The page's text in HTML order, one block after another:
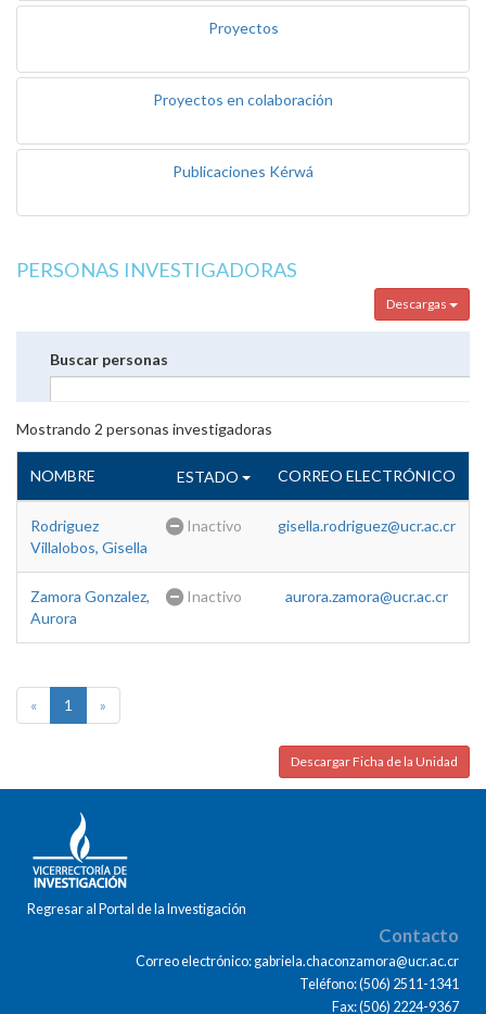
Proyectos
Proyectos en colaboración
Publicaciones Kérwá
PERSONAS INVESTIGADORAS
Descargas
Buscar personas
Mostrando 2 personas investigadoras
NOMBRE ESTADO CORREO ELECTRÓNICO
Rodriguez
Villalobos, Gisella
Inactivo gisella.rodriguez@ucr.ac.cr
Zamora Gonzalez,
Aurora
Inactivo aurora.zamora@ucr.ac.cr
« 1 »
Descargar Ficha de la Unidad
Regresar al Portal de la Investigación
Contacto
Correo electrónico: gabriela.chaconzamora@ucr.ac.cr
Teléfono: (506) 2511-1341
Fax: (506) 2224-9367